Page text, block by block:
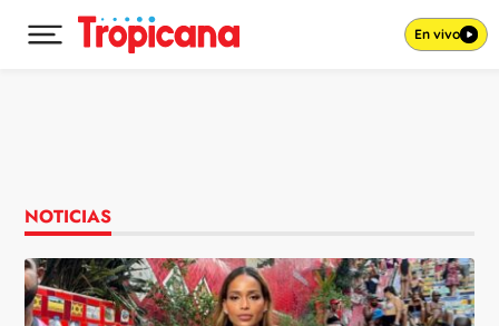
Desplegar menú principal En vivo
NOTICIAS